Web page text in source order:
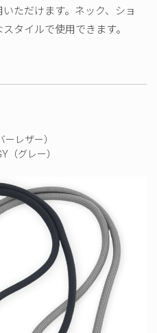
ただけます。ネック、ショ
タイルで使用できます。
ーレザー）
（グレー）